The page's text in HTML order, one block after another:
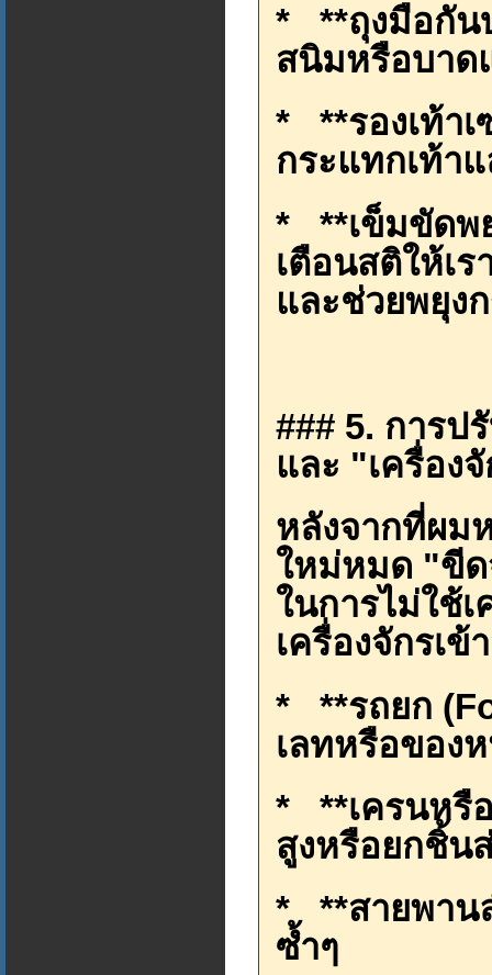
* **ถุงมือกัน
สนิมหรือบาด
* **รองเท้า
กระแทกเท้า
* **เข็มขัดพ
เตือนสติให้เ
และช่วยพยุง
### 5. การป
และ "เครื่อง
หลังจากที่ผม
ใหม่หมด "ขีด
ในการไม่ใช้
เครื่องจักรเข้
* **รถยก
เลทหรือของ
* **เครนหรื
สูงหรือยกชิ้น
* **สายพาน
ซ้ำๆ